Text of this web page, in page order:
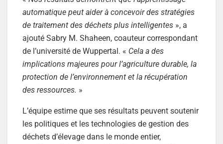
automatique peut aider à concevoir des stratégies
de traitement des déchets plus intelligentes », a
ajouté Sabry M. Shaheen, coauteur correspondant
de l’université de Wuppertal. « Cela a des
implications majeures pour l’agriculture durable, la
protection de l’environnement et la récupération
des ressources. »
L’équipe estime que ses résultats peuvent soutenir
les politiques et les technologies de gestion des
déchets d’élevage dans le monde entier,